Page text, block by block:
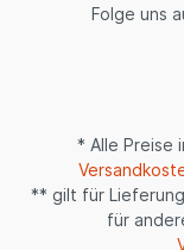
Folge uns
* Alle Preise
** gilt für
für